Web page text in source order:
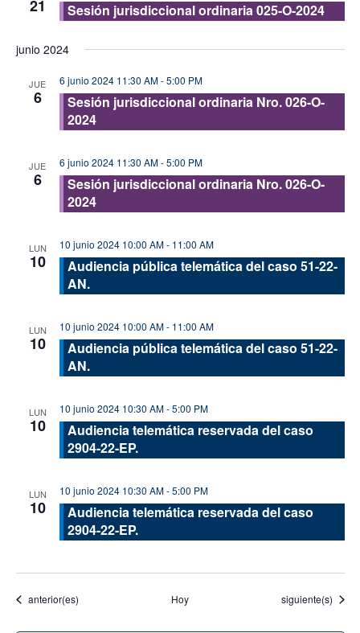
21 Sesión jurisdiccional ordinaria 025-O-2024
junio 2024
JUE
6
6 junio 2024 11:30 AM-5:00 PM
Sesión jurisdiccional ordinaria Nro. 026-O-
2024
JUE
6
6 junio 2024 11:30 AM-5:00 PM
Sesión jurisdiccional ordinaria Nro. 026-O-
2024
LUN
10
10 junio 2024 10:00 AM- 11:00 AM
Audiencia pública telemática del caso 51-22-
AN.
LUN
10
10 junio 2024 10:00 AM- 11:00 AM
Audiencia pública telemática del caso 51-22-
AN.
LUN
10
10 junio 2024 10:30 AM-5:00 PM
Audiencia telemática reservada del caso
2904-22-EP.
LUN
10
10 junio 2024 10:30 AM-5:00 PM
Audiencia telemática reservada del caso
2904-22-EP.
Eventos
anterior(es) Hoy Eventos
siguiente(s)